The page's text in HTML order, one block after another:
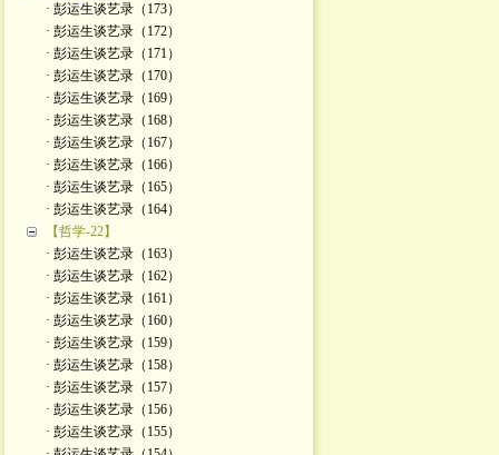
· 彭运生谈艺录（173）
· 彭运生谈艺录（172）
· 彭运生谈艺录（171）
· 彭运生谈艺录（170）
· 彭运生谈艺录（169）
· 彭运生谈艺录（168）
· 彭运生谈艺录（167）
· 彭运生谈艺录（166）
· 彭运生谈艺录（165）
· 彭运生谈艺录（164）
【哲学-22】
· 彭运生谈艺录（163）
· 彭运生谈艺录（162）
· 彭运生谈艺录（161）
· 彭运生谈艺录（160）
· 彭运生谈艺录（159）
· 彭运生谈艺录（158）
· 彭运生谈艺录（157）
· 彭运生谈艺录（156）
· 彭运生谈艺录（155）